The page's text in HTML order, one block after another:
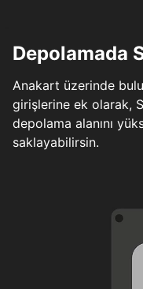
Depolamada
Anakart üzerinde
girişlerine ek olarak,
depolama alanını
saklayabilirsin.